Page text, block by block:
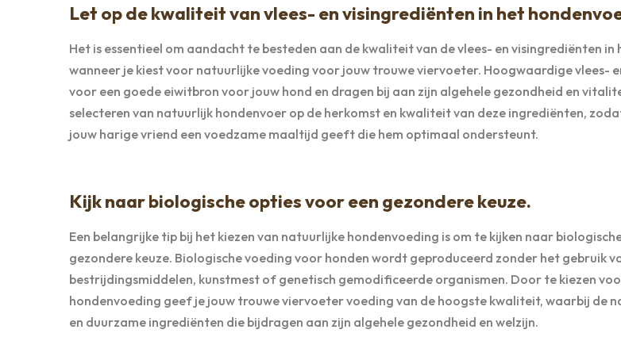
Let op de kwaliteit van vlees- en visingrediënten in het
Het is essentieel om aandacht te besteden aan de kwaliteit van de vlees- en visingrediënten in
wanneer je kiest voor natuurlijke voeding voor jouw trouwe viervoeter. Hoogwaardige vlees-
voor een goede eiwitbron voor jouw hond en dragen bij aan zijn algehele gezondheid en
selecteren van natuurlijk hondenvoer op de herkomst en kwaliteit van deze ingrediënten,
jouw harige vriend een voedzame maaltijd geeft die hem optimaal ondersteunt.
Kijk naar biologische opties voor een gezondere keuze.
Een belangrijke tip bij het kiezen van natuurlijke hondenvoeding is om te kijken naar
gezondere keuze. Biologische voeding voor honden wordt geproduceerd zonder het gebruik
bestrijdingsmiddelen, kunstmest of genetisch gemodificeerde organismen. Door te kiezen
hondenvoeding geef je jouw trouwe viervoeter voeding van de hoogste kwaliteit, waarbij de
en duurzame ingrediënten die bijdragen aan zijn algehele gezondheid en welzijn.